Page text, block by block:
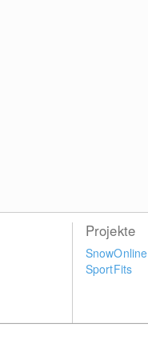
Projekte
SnowOnline
SportFits